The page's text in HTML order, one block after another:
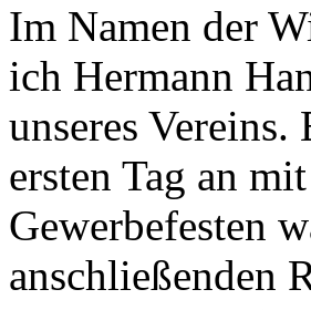
Im Namen der
ich Hermann
unseres
ersten Tag an
Gewerbefesten
anschließenden